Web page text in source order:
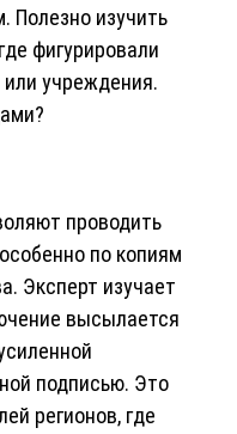
Полезно изучить
фигурировали
или учреждения.
проводить
по копиям
Эксперт изучает
высылается
подписью. Это
регионов, где